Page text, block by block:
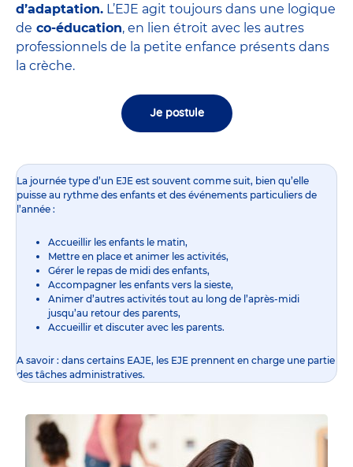
d’adaptation. L’EJE agit toujours dans une logique
de co-éducation, en lien étroit avec les autres
professionnels de la petite enfance présents dans
la crèche.
Je postule
La journée type d’un EJE est souvent comme suit, bien qu’elle
puisse au rythme des enfants et des événements particuliers de
l’année :
Accueillir les enfants le matin,
Mettre en place et animer les activités,
Gérer le repas de midi des enfants,
Accompagner les enfants vers la sieste,
Animer d’autres activités tout au long de l’après-midi
jusqu’au retour des parents,
Accueillir et discuter avec les parents.
A savoir : dans certains EAJE, les EJE prennent en charge une partie
des tâches administratives.